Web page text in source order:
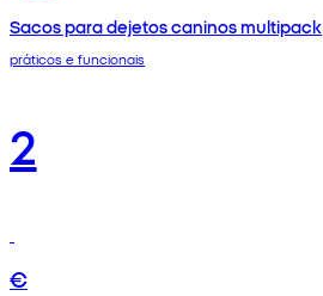
Sacos para dejetos caninos multipack
práticos e funcionais
2
€